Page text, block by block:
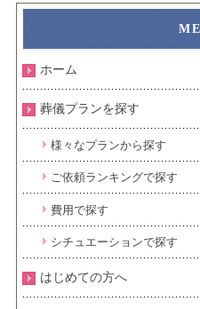
ホーム
葬儀プランを探す
様々なプランから探す
ご依頼ランキングで探す
費用で探す
シチュエーションで探す
はじめての方へ